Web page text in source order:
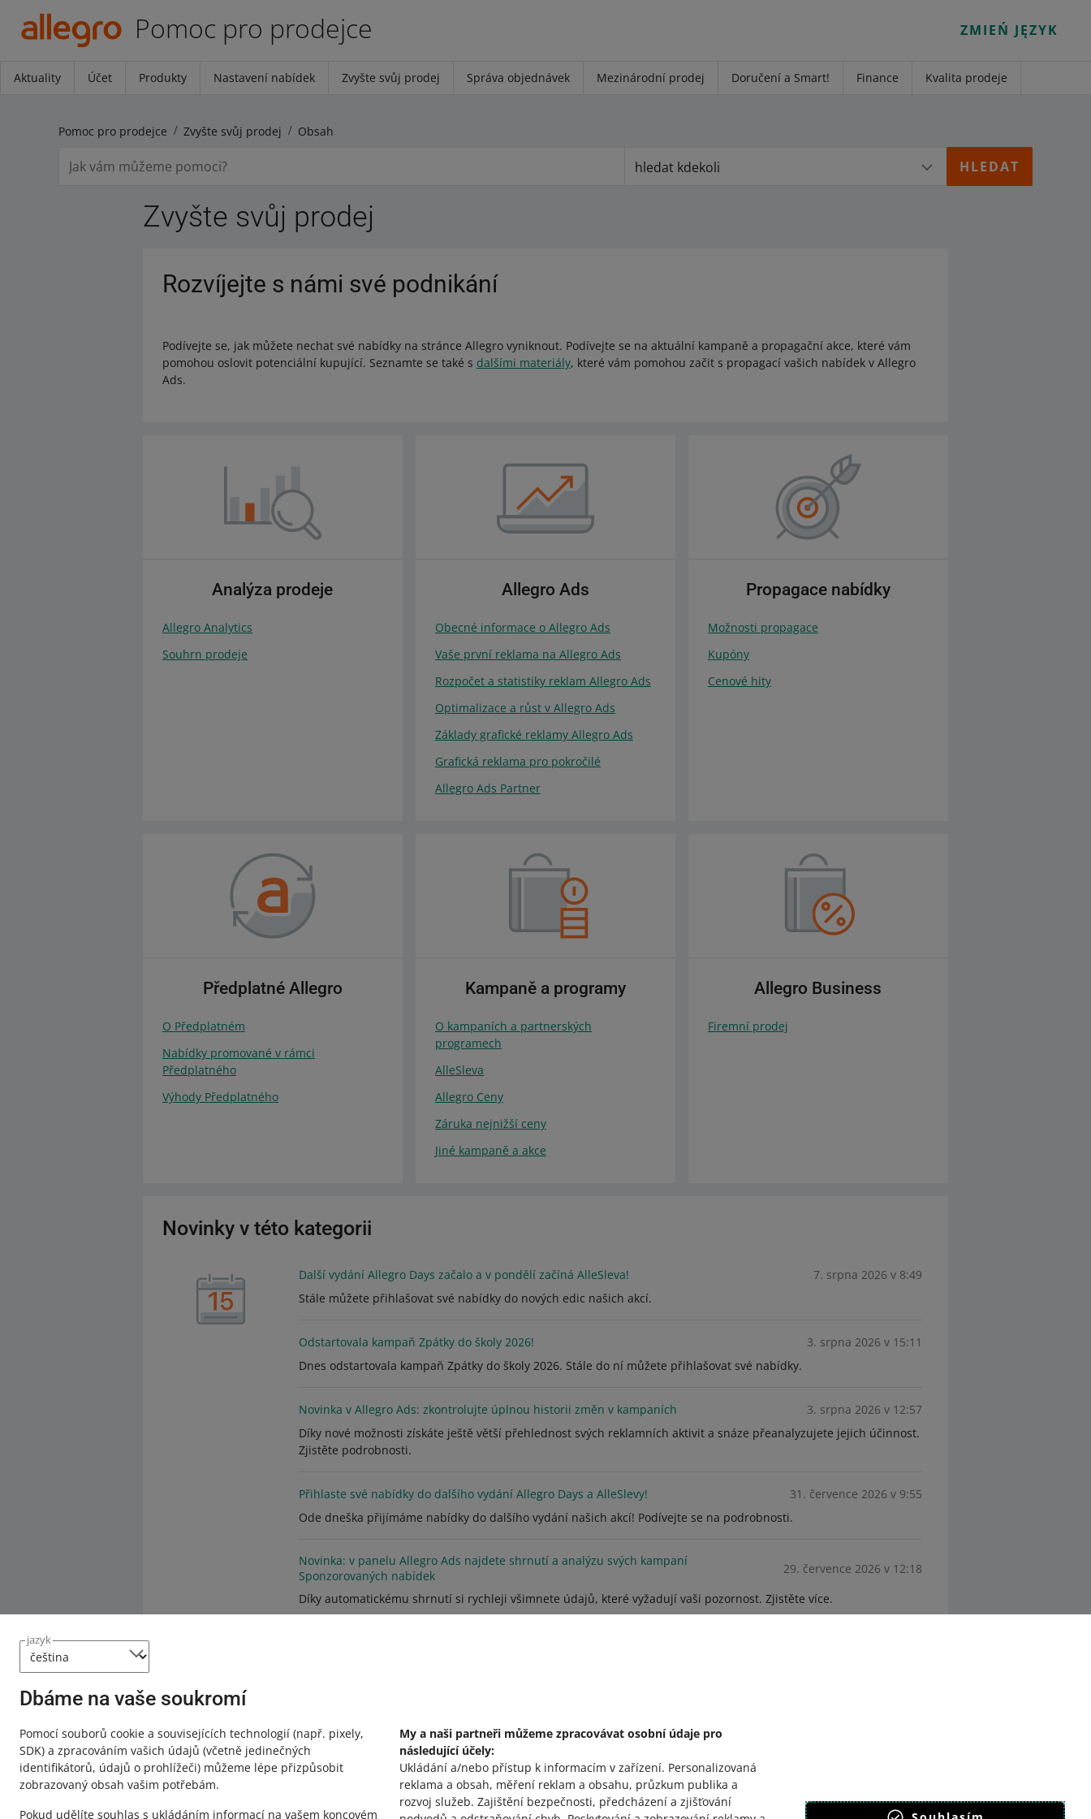
jazyk
Dbáme na vaše soukromí
Pomocí souborů cookie a souvisejících technologií (např. pixely,
SDK) a zpracováním vašich údajů (včetně jedinečných
identifikátorů, údajů o prohlížeči) můžeme lépe přizpůsobit
zobrazovaný obsah vašim potřebám.
Pokud udělíte souhlas s ukládáním informací na vašem koncovém
My a naši partneři můžeme zpracovávat osobní údaje pro
následující účely:
Ukládání a/nebo přístup k informacím v zařízení. Personalizovaná
reklama a obsah, měření reklam a obsahu, průzkum publika a
rozvoj služeb. Zajištění bezpečnosti, předcházení a zjišťování
Pomoc pro prodejce ZMIEŃ JĘZYK
Aktuality Účet Produkty Nastavení nabídek Zvyšte svůj prodej Správa objednávek Mezinárodní prodej Doručení a Smart! Finance Kvalita prodeje
Pomoc pro prodejce Zvyšte svůj prodej Obsah
hledat kdekoli
Zvyšte svůj prodej
Rozvíjejte s námi své podnikání
Podívejte se, jak můžete nechat své nabídky na stránce Allegro vyniknout. Podívejte se na aktuální kampaně a propagační akce, které vám
pomohou oslovit potenciální kupující. Seznamte se také s dalšími materiály, které vám pomohou začit s propagací vašich nabídek v Allegro
Ads.
Analýza prodeje
Allegro Analytics
Souhrn prodeje
Allegro Ads
Obecné informace o Allegro Ads
Vaše první reklama na Allegro Ads
Rozpočet a statistiky reklam Allegro Ads
Optimalizace a růst v Allegro Ads
Základy grafické reklamy Allegro Ads
Grafická reklama pro pokročilé
Allegro Ads Partner
Propagace nabídky
Možnosti propagace
Kupóny
Cenové hity
Předplatné Allegro
O Předplatném
Nabídky promované v rámci
Předplatného
Výhody Předplatného
Kampaně a programy
O kampaních a partnerských
programech
AlleSleva
Allegro Ceny
Záruka nejnižší ceny
Jiné kampaně a akce
Allegro Business
Firemní prodej
Novinky v této kategorii
Další vydání Allegro Days začalo a v pondělí začíná AlleSleva!
7. srpna 2026 v 8:49
Stále můžete přihlašovat své nabídky do nových edic našich akcí.
Odstartovala kampaň Zpátky do školy 2026!
3. srpna 2026 v 15:11
Dnes odstartovala kampaň Zpátky do školy 2026. Stále do ní můžete přihlašovat své nabídky.
Novinka v Allegro Ads: zkontrolujte úplnou historii změn v kampaních
3. srpna 2026 v 12:57
Díky nové možnosti získáte ještě větší přehlednost svých reklamních aktivit a snáze přeanalyzujete jejich účinnost.
Zjistěte podrobnosti.
Přihlaste své nabídky do dalšího vydání Allegro Days a AlleSlevy!
31. července 2026 v 9:55
Ode dneška přijímáme nabídky do dalšího vydání našich akcí! Podívejte se na podrobnosti.
Novinka: v panelu Allegro Ads najdete shrnutí a analýzu svých kampaní
Sponzorovaných nabídek
29. července 2026 v 12:18
Díky automatickému shrnutí si rychleji všimnete údajů, které vyžadují vaši pozornost. Zjistěte více.